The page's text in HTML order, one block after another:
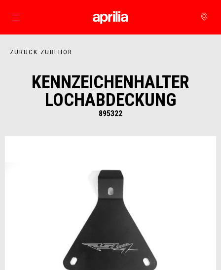
zurück zum Hauptinhalt
ZURÜCK ZUBEHÖR
KENNZEICHENHALTER
LOCHABDECKUNG
895322